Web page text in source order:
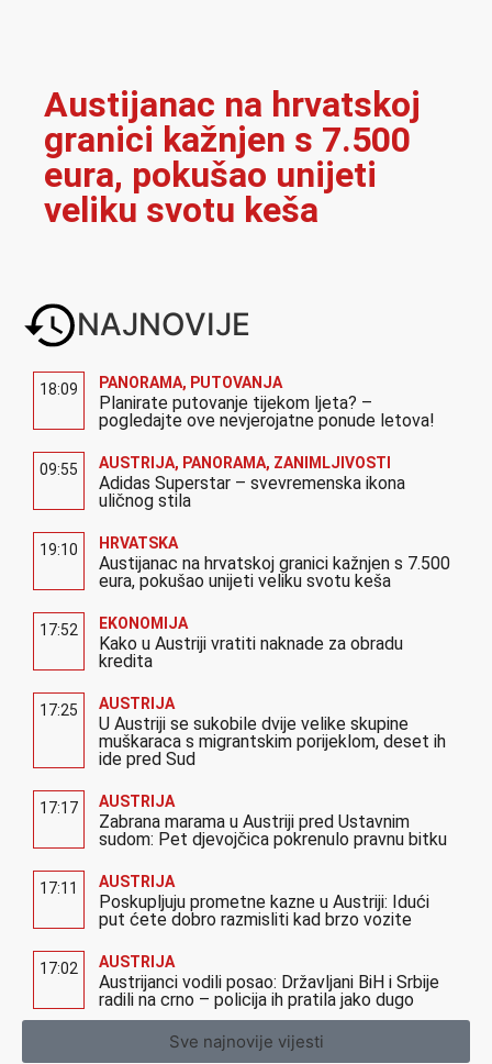
Austijanac na hrvatskoj
granici kažnjen s 7.500
eura, pokušao unijeti
veliku svotu keša
NAJNOVIJE
18:09 PANORAMA, PUTOVANJA
Planirate putovanje tijekom ljeta? –
pogledajte ove nevjerojatne ponude letova!
09:55 AUSTRIJA, PANORAMA, ZANIMLJIVOSTI
Adidas Superstar – svevremenska ikona
uličnog stila
19:10 HRVATSKA
Austijanac na hrvatskoj granici kažnjen s 7.500
eura, pokušao unijeti veliku svotu keša
17:52 EKONOMIJA
Kako u Austriji vratiti naknade za obradu
kredita
17:25 AUSTRIJA
U Austriji se sukobile dvije velike skupine
muškaraca s migrantskim porijeklom, deset ih
ide pred Sud
17:17 AUSTRIJA
Zabrana marama u Austriji pred Ustavnim
sudom: Pet djevojčica pokrenulo pravnu bitku
17:11 AUSTRIJA
Poskupljuju prometne kazne u Austriji: Idući
put ćete dobro razmisliti kad brzo vozite
17:02 AUSTRIJA
Austrijanci vodili posao: Državljani BiH i Srbije
radili na crno – policija ih pratila jako dugo
Sve najnovije vijesti